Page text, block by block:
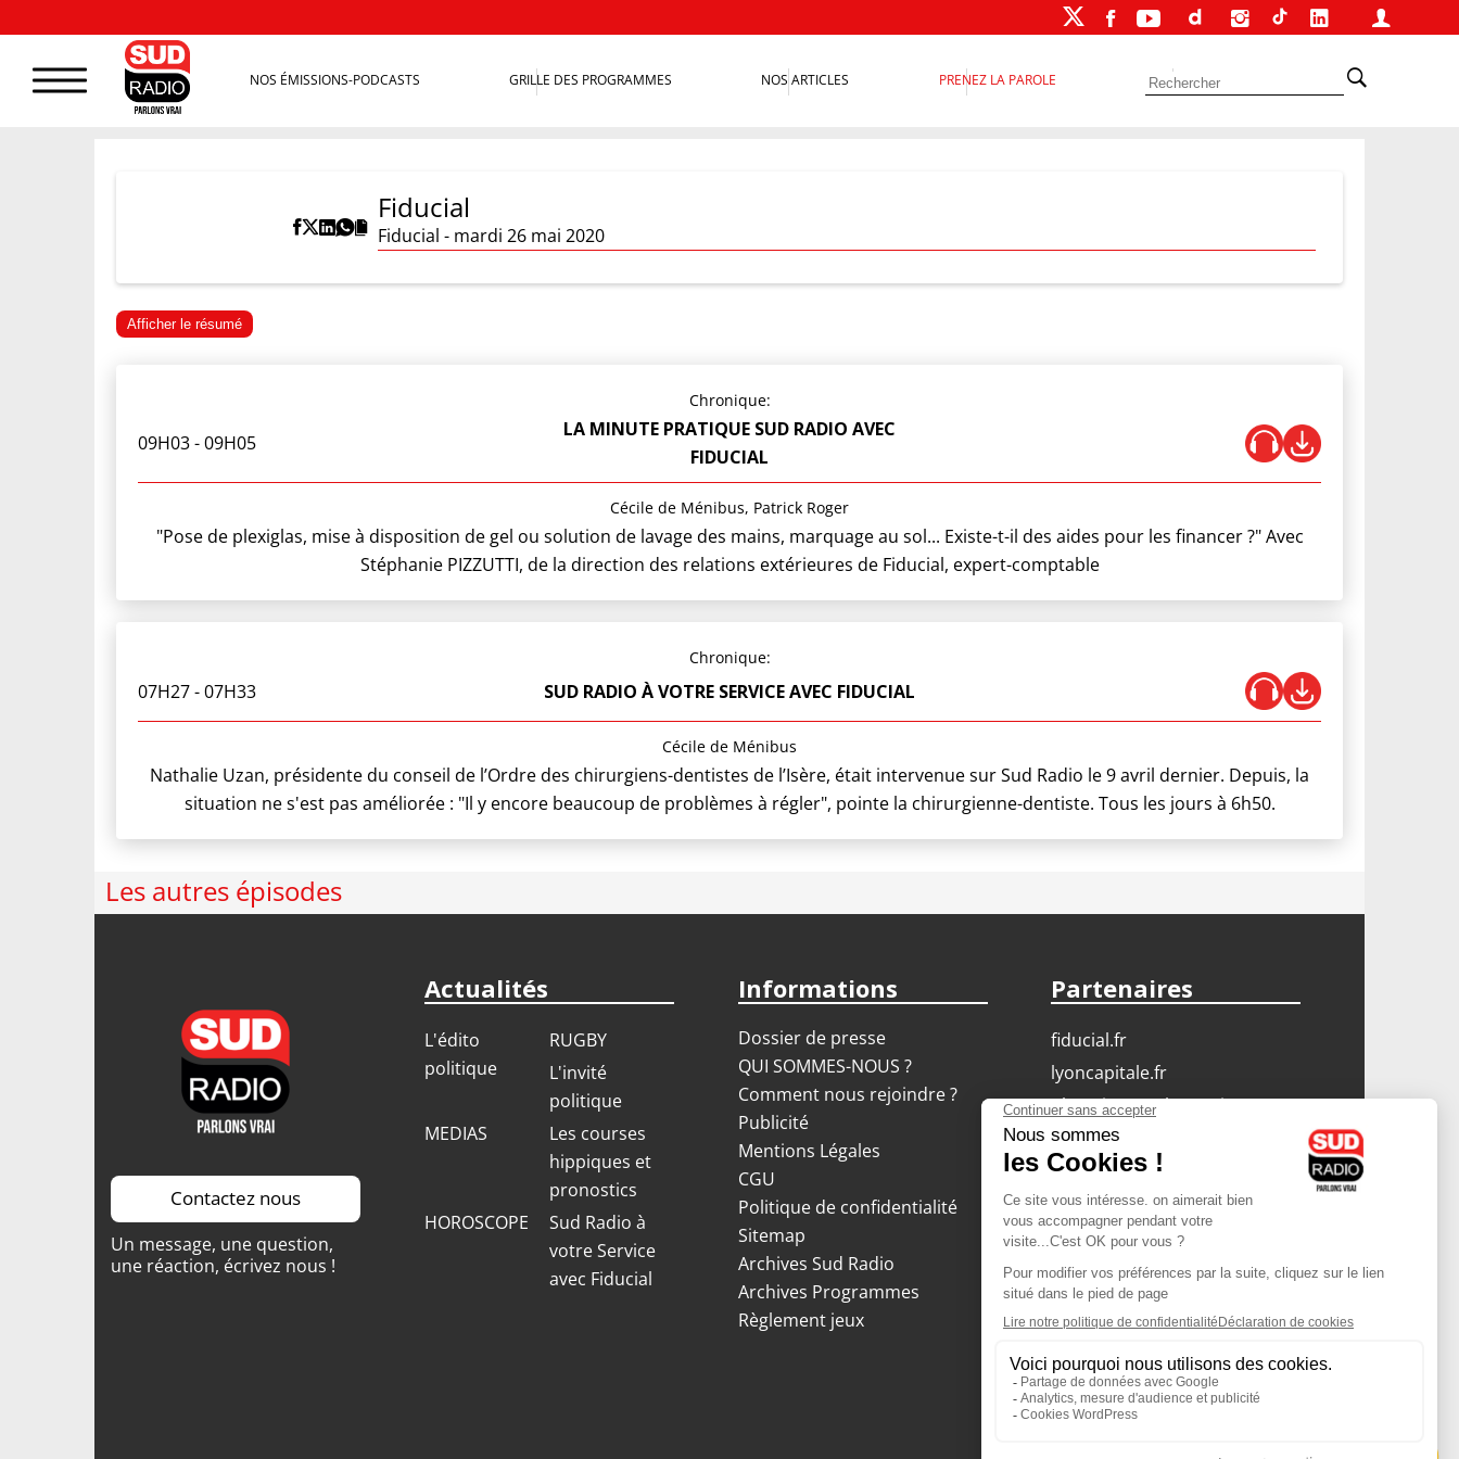
NOS ÉMISSIONS-PODCASTS GRILLE DES PROGRAMMES NOS ARTICLES PRENEZ LA PAROLE
Fiducial
Fiducial - mardi 26 mai 2020
Afficher le résumé
Chronique:
09H03- 09H05
LA MINUTE PRATIQUE SUD RADIO AVEC
FIDUCIAL
Cécile de Ménibus, Patrick Roger
"Pose de plexiglas, mise à disposition de gel ou solution de lavage des mains, marquage au sol... Existe-t-il des aides pour les financer ?" Avec
Stéphanie PIZZUTTI, de la direction des relations extérieures de Fiducial, expert-comptable
Chronique:
07H27- 07H33 SUD RADIO À VOTRE SERVICE AVEC FIDUCIAL
Cécile de Ménibus
Nathalie Uzan, présidente du conseil de l’Ordre des chirurgiens-dentistes de l’Isère, était intervenue sur Sud Radio le 9 avril dernier. Depuis, la
situation ne s'est pas améliorée : "Il y encore beaucoup de problèmes à régler", pointe la chirurgienne-dentiste. Tous les jours à 6h50.
Les autres épisodes
Contactez nous
Un message, une question,
une réaction, écrivez nous !
Actualités
L'édito
politique
RUGBY
L'invité
politique
MEDIAS
Les courses
hippiques et
pronostics
HOROSCOPE
Sud Radio à
votre Service
avec Fiducial
Informations
Dossier de presse
QUI SOMMES-NOUS ?
Comment nous rejoindre ?
Publicité
Mentions Légales
CGU
Politique de confidentialité
Sitemap
Archives Sud Radio
Archives Programmes
Règlement jeux
Partenaires
fiducial.fr
lyoncapitale.fr
olympique-et-lyonnais.com
L'application Iphone
/ Android
Téléchargez l'application
Les cookies
Gestion des cookies